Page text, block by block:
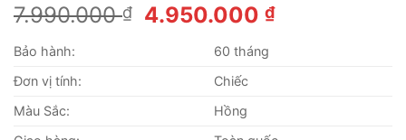
5.00trên 5
dựa trên
1
7.990.000₫
Giá
7.990.000 ₫.
4.950.000₫Giá
Bảo hành:
60 tháng
Đơn vị tính:
Chiếc
Màu Sắc:
Hồng